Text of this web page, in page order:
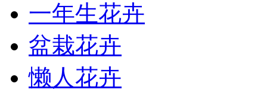
一年生花卉
盆栽花卉
懒人花卉